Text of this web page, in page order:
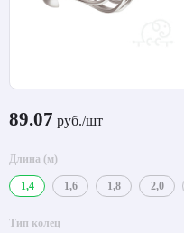
89.07 руб./шт
Длина (м)
1,4 1,6 1,8 2,0
Тип колец